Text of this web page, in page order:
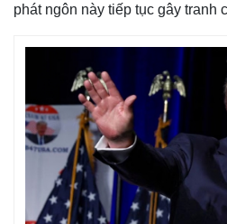
phát ngôn này tiếp tục gây tranh